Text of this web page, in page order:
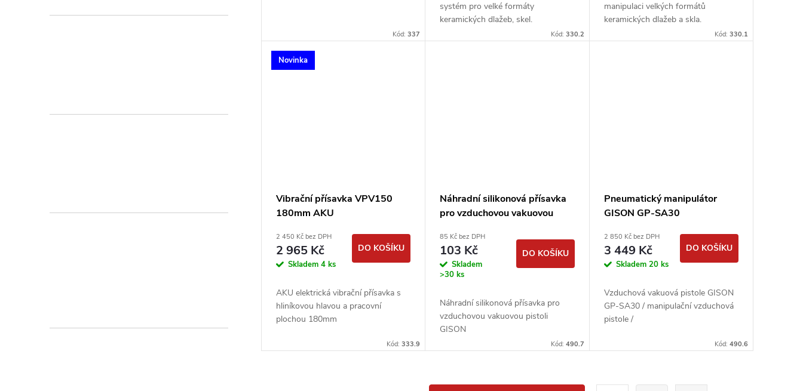
Kód:337
systém pro velké formáty
keramických dlažeb, skel.
Kód: 330.2
manipulaci velkých formátů
keramických dlažeb a skla.
Kód: 330.1
Novinka
Vibrační přísavka VPV150
180mm AKU
2 450 Kč bez DPH
2 965 Kč
Skladem 4 ks
DO KOŠÍKU
AKU elektrická vibrační přísavka s
hliníkovou hlavou a pracovní
plochou 180mm
Kód:333.9
Náhradní silikonová přísavka
pro vzduchovou vakuovou
85 Kč bez DPH
103 Kč
Skladem
>30 ks
DO KOŠÍKU
Náhradní silikonová přísavka pro
vzduchovou vakuovou pistoli
GISON
Kód: 490.7
Pneumatický manipulátor
GISON GP-SA30
2 850 Kč bez DPH
3 449 Kč
Skladem 20 ks
DO KOŠÍKU
Vzduchová vakuová pistole GISON
GP-SA30 / manipulační vzduchová
pistole /
Kód: 490.6